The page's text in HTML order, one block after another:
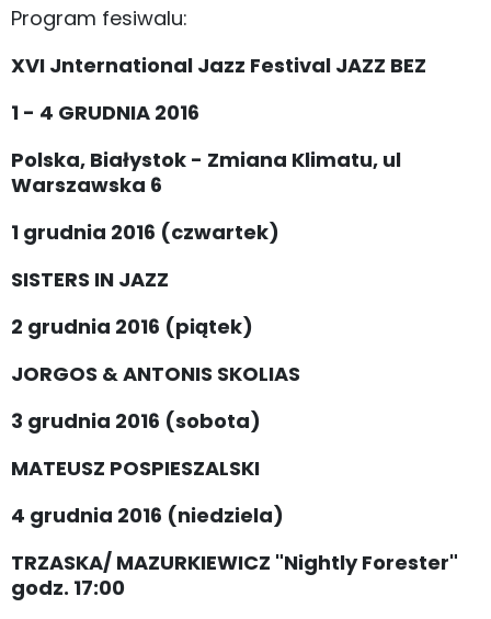
Program fesiwalu:
XVI Jnternational Jazz Festival JAZZ BEZ
1 - 4 GRUDNIA 2016
Polska, Białystok - Zmiana Klimatu, ul
Warszawska 6
1 grudnia 2016 (czwartek)
SISTERS IN JAZZ
2 grudnia 2016 (piątek)
JORGOS & ANTONIS SKOLIAS
3 grudnia 2016 (sobota)
MATEUSZ POSPIESZALSKI
4 grudnia 2016 (niedziela)
TRZASKA/ MAZURKIEWICZ "Nightly Forester"
godz. 17:00